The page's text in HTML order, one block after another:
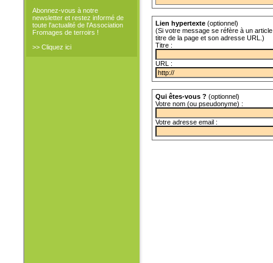
Abonnez-vous à notre
newsletter et restez informé de
toute l'actualité de l'Association
Fromages de terroirs !
>> Cliquez ici
Lien hypertexte (optionnel)
(Si votre message se réfère à un
titre de la page et son adresse URL.)
Titre :
URL :
Qui êtes-vous ? (optionnel)
Votre nom (ou pseudonyme) :
Votre adresse email :